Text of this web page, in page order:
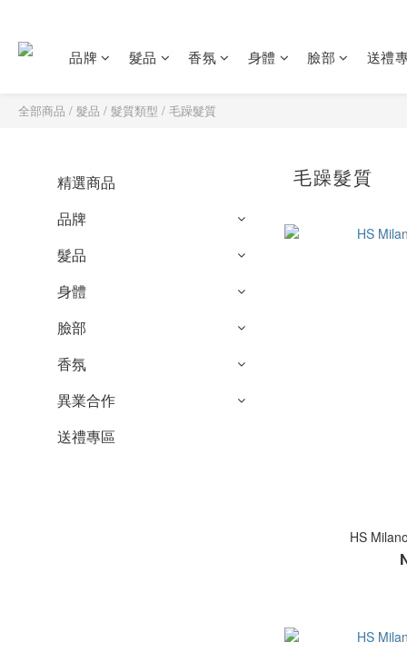
品牌 髮品 香氛 身體 臉部 送禮
全部商品 / 髮品 / 髮質類型 / 毛躁髮質
精選商品
品牌
髮品
身體
臉部
香氛
異業合作
送禮專區
毛躁髮質
HS